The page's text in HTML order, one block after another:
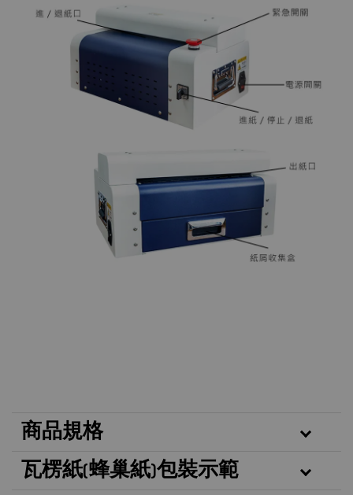
商品規格
瓦楞紙(蜂巢紙)包裝示範